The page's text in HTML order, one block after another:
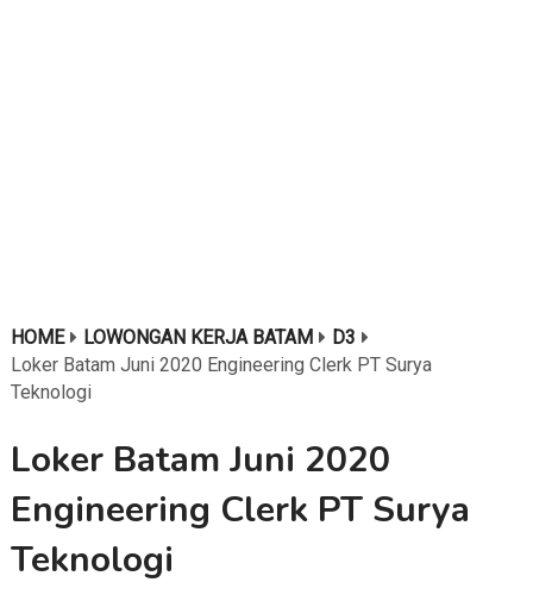
HOME LOWONGAN KERJA BATAM
D3
Loker Batam Juni 2020 Engineering Clerk PT Surya
Teknologi
Loker Batam Juni 2020
Engineering Clerk PT Surya
Teknologi